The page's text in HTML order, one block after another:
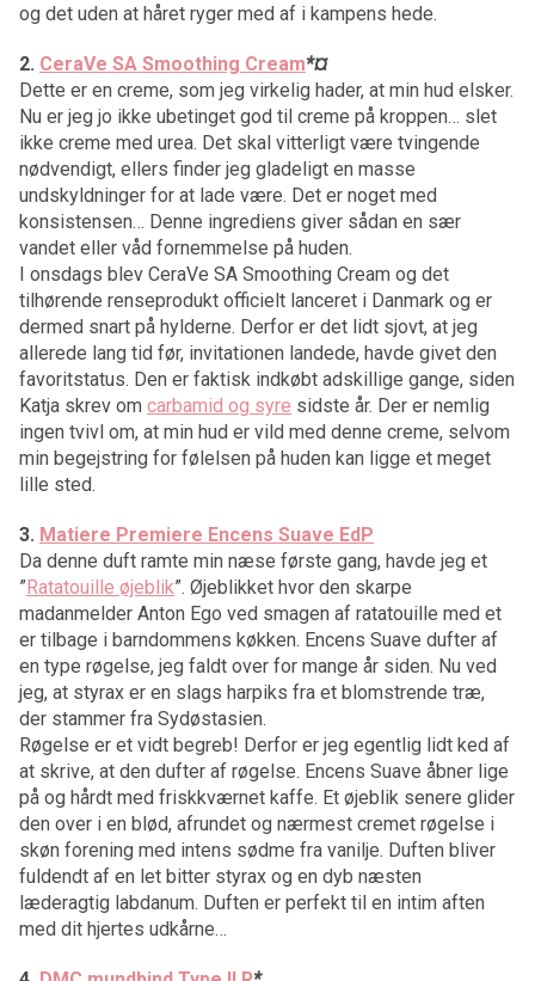
og det uden at håret ryger med af i kampens hede.
2. CeraVe SA Smoothing Cream*¤
Dette er en creme, som jeg virkelig hader, at min hud elsker.
Nu er jeg jo ikke ubetinget god til creme på kroppen… slet
ikke creme med urea. Det skal vitterligt være tvingende
nødvendigt, ellers finder jeg gladeligt en masse
undskyldninger for at lade være. Det er noget med
konsistensen… Denne ingrediens giver sådan en sær
vandet eller våd fornemmelse på huden.
I onsdags blev CeraVe SA Smoothing Cream og det
tilhørende renseprodukt officielt lanceret i Danmark og er
dermed snart på hylderne. Derfor er det lidt sjovt, at jeg
allerede lang tid før, invitationen landede, havde givet den
favoritstatus. Den er faktisk indkøbt adskillige gange, siden
Katja skrev om carbamid og syre sidste år. Der er nemlig
ingen tvivl om, at min hud er vild med denne creme, selvom
min begejstring for følelsen på huden kan ligge et meget
lille sted.
3. Matiere Premiere Encens Suave EdP
Da denne duft ramte min næse første gang, havde jeg et
”Ratatouille øjeblik”. Øjeblikket hvor den skarpe
madanmelder Anton Ego ved smagen af ratatouille med et
er tilbage i barndommens køkken. Encens Suave dufter af
en type røgelse, jeg faldt over for mange år siden. Nu ved
jeg, at styrax er en slags harpiks fra et blomstrende træ,
der stammer fra Sydøstasien.
Røgelse er et vidt begreb! Derfor er jeg egentlig lidt ked af
at skrive, at den dufter af røgelse. Encens Suave åbner lige
på og hårdt med friskkværnet kaffe. Et øjeblik senere glider
den over i en blød, afrundet og nærmest cremet røgelse i
skøn forening med intens sødme fra vanilje. Duften bliver
fuldendt af en let bitter styrax og en dyb næsten
læderagtig labdanum. Duften er perfekt til en intim aften
med dit hjertes udkårne…